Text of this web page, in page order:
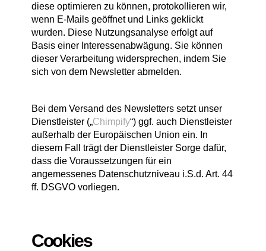
diese optimieren zu können, protokollieren wir,
wenn E-Mails geöffnet und Links geklickt
wurden. Diese Nutzungsanalyse erfolgt auf
Basis einer Interessenabwägung. Sie können
dieser Verarbeitung widersprechen, indem Sie
sich von dem Newsletter abmelden.
Bei dem Versand des Newsletters setzt unser
Dienstleister („Chimpify“) ggf. auch Dienstleister
außerhalb der Europäischen Union ein. In
diesem Fall trägt der Dienstleister Sorge dafür,
dass die Voraussetzungen für ein
angemessenes Datenschutzniveau i.S.d. Art. 44
ff. DSGVO vorliegen.
Cookies